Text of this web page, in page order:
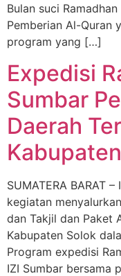
Bulan suci
Pemberian Al-Quran
program yang […]
Expedisi
Sumbar
Daerah
SUMATERA BARAT
kegiatan
dan Takjil dan Paket
Kabupaten Solok
Program expedisi
IZI Sumbar bersama